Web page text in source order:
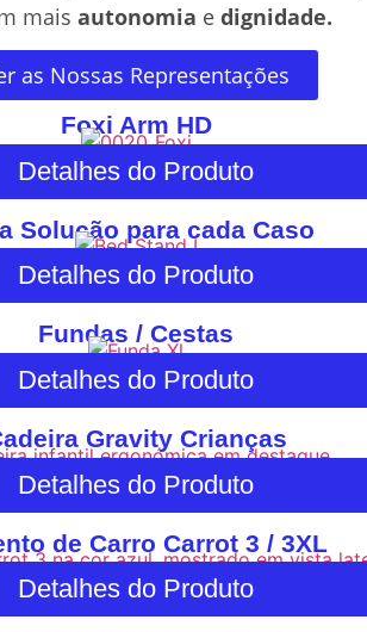
mais autonomia e dignidade.
as Nossas Representações
Foxi Arm HD
Detalhes do Produto
Solução para cada Caso
Detalhes do Produto
Fundas / Cestas
Detalhes do Produto
Gravity Crianças
Detalhes do Produto
de Carro Carrot 3 / 3XL
Detalhes do Produto